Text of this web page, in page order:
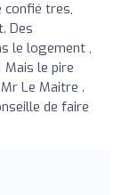
confié tres,
Des
le logement ,
le pire
Le Maitre .
de faire